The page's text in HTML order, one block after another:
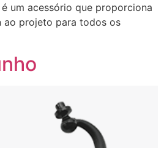
um acessório que proporciona
ao projeto para todos os